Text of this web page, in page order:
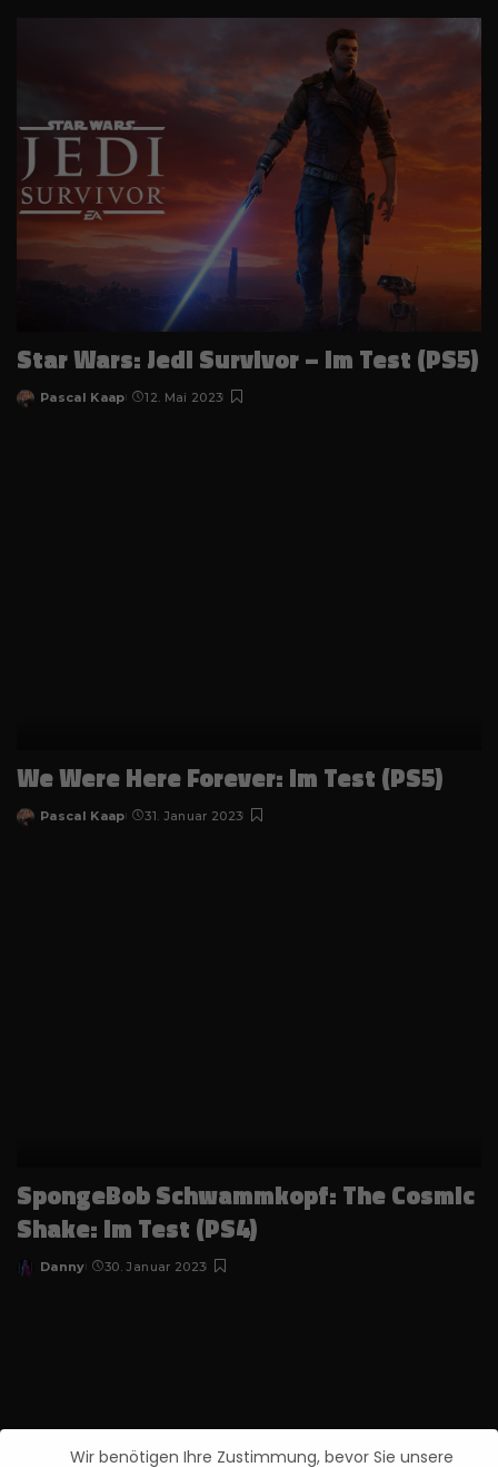
Star Wars: Jedi Survivor – im Test (PS5)
Posted
Pascal Kaap 12. Mai 2023
We Were Here Forever: im Test (PS5)
Posted
Pascal Kaap 31. Januar 2023
SpongeBob Schwammkopf: The Cosmic
Shake: im Test (PS4)
Posted
Danny 30. Januar 2023
Wir benötigen Ihre Zustimmung, bevor Sie unsere